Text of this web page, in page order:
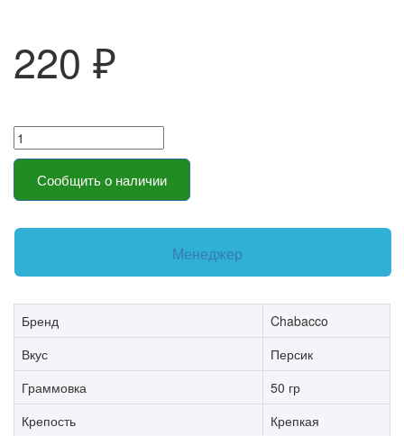
220 ₽
Сообщить о наличии
Менеджер
Бренд
Chabacco
Вкус
Персик
Граммовка
50 гр
Крепость
Крепкая